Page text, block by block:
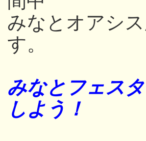
みなとオアシ
す。
みなとフェス
しよう！